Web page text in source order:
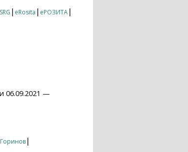
SRG | eRosita | еРОЗИТА|
06.09.2021 —
|